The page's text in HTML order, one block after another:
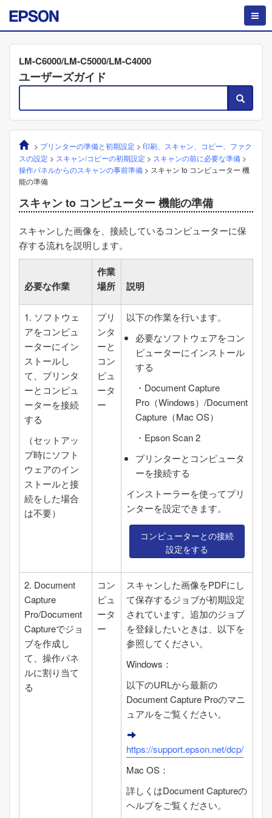
LM-C6000/LM-C5000/LM-C4000
ユーザーズガイド
> プリンターの準備と初期設定 > 印刷、スキャン、コピー、ファク
スの設定 > スキャン/コピーの初期設定 > スキャンの前に必要な準備 >
操作パネルからのスキャンの事前準備 > スキャン to コンピューター 機
能の準備
スキャン to コンピューター 機能の準備
スキャンした画像を、接続しているコンピューターに保
存する流れを説明します。
必要な作業
作業
場所
説明
1. ソフトウェ
アをコンピュ
ーターにイン
ストールし
て、プリンタ
ーとコンピュ
ーターを接続
する
（セットアッ
プ時にソフト
ウェアのイン
ストールと接
続をした場合
は不要）
プリ
ンタ
ーと
コン
ピュ
ータ
ー
以下の作業を行います。
必要なソフトウェアをコン
ピューターにインストール
する
・ Document Capture
Pro （Windows）/Document
Capture （Mac OS）
・ Epson Scan 2
プリンターとコンピュータ
ーを接続する
インストーラーを使ってプリ
ンターを設定できます。
コンピューターとの接続
設定をする
2. Document
Capture
Pro/Document
Captureでジョ
ブを作成し
て、操作パネ
ルに割り当て
る
コン
ピュ
ータ
ー
スキャンした画像をPDFにし
て保存するジョブが初期設定
されています。追加のジョブ
を登録したいときは、以下を
参照してください。
Windows ：
以下のURLから最新の
Document Capture Proのマニ
ュアルをご覧ください。
https://support.epson.net/dcp/
Mac OS ：
詳しくはDocument Captureの
ヘルプをご覧ください。